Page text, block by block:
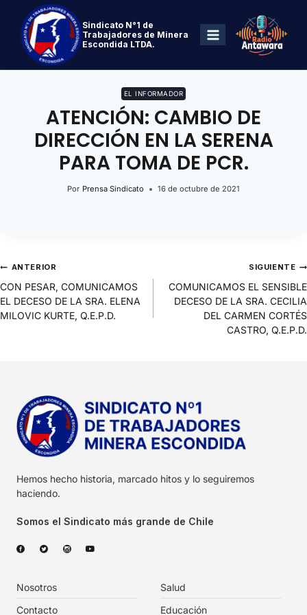
Sindicato N°1 de
Trabajadores de Minera
Escondida LTDA.
EL INFORMADOR
ATENCIÓN: CAMBIO DE
DIRECCIÓN EN LA SERENA
PARA TOMA DE PCR.
Por Prensa Sindicato 16 de octubre de 2021
ANTERIOR
CON PESAR, COMUNICAMOS
EL DECESO DE LA SRA. ELENA
MILOVIC KURTE, Q.E.P.D.
SIGUIENTE
COMUNICAMOS EL SENSIBLE
DECESO DE LA SRA. CECILIA
DEL CARMEN CORTÉS
CASTRO, Q.E.P.D.
Hemos hecho historia, marcado hitos y lo seguiremos
haciendo.
Somos el Sindicato más grande de Chile
Nosotros
Contacto
Salud
Educación